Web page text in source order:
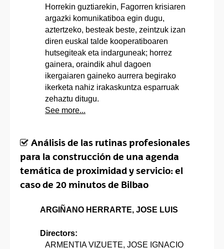
Horrekin guztiarekin, Fagorren krisiaren
argazki komunikatiboa egin dugu,
aztertzeko, besteak beste, zeintzuk izan
diren euskal talde kooperatiboaren
hutsegiteak eta indarguneak; horrez
gainera, oraindik ahul dagoen
ikergaiaren gaineko aurrera begirako
ikerketa nahiz irakaskuntza esparruak
zehaztu ditugu.
See more...
Análisis de las rutinas profesionales
para la construcción de una agenda
temática de proximidad y servicio: el
caso de 20 minutos de Bilbao
ARGIÑANO HERRARTE, JOSE LUIS
Directors:
ARMENTIA VIZUETE, JOSE IGNACIO